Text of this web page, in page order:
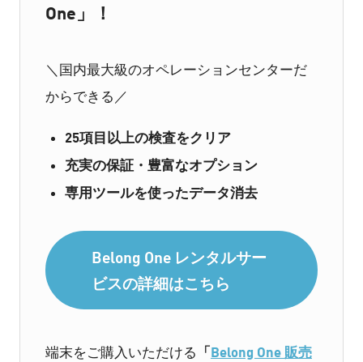
One」！
＼国内最大級のオペレーションセンターだ
からできる／
25項目以上の検査をクリア
充実の保証・豊富なオプション
専用ツールを使ったデータ消去
Belong One レンタルサー
ビスの詳細はこちら
端末をご購入いただける 「Belong One 販売